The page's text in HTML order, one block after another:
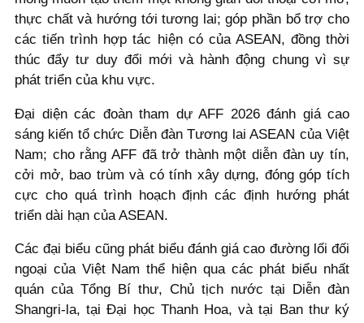
thực chất và hướng tới tương lai; góp phần bổ trợ cho
các tiến trình hợp tác hiện có của ASEAN, đồng thời
thúc đẩy tư duy đổi mới và hành động chung vì sự
phát triển của khu vực.
Đại diện các đoàn tham dự AFF 2026 đánh giá cao
sáng kiến tổ chức Diễn đàn Tương lai ASEAN của Việt
Nam; cho rằng AFF đã trở thành một diễn đàn uy tín,
cởi mở, bao trùm và có tính xây dựng, đóng góp tích
cực cho quá trình hoạch định các định hướng phát
triển dài hạn của ASEAN.
Các đại biểu cũng phát biểu đánh giá cao đường lối đối
ngoại của Việt Nam thể hiện qua các phát biểu nhất
quán của Tổng Bí thư, Chủ tịch nước tại Diễn đàn
Shangri-la, tại Đại học Thanh Hoa, và tại Ban thư ký